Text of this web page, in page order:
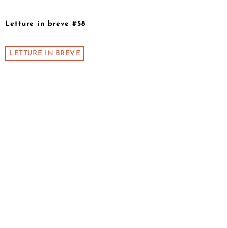
Letture in breve #58
LETTURE IN BREVE